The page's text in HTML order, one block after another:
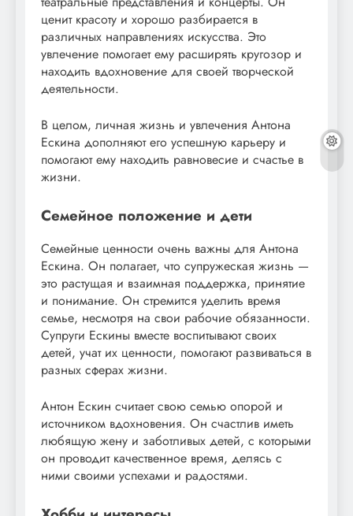
ценит красоту и хорошо разбирается в
различных направлениях искусства. Это
увлечение помогает ему расширять кругозор и
находить вдохновение для своей творческой
деятельности.
В целом, личная жизнь и увлечения Антона
Ескина дополняют его успешную карьеру и
помогают ему находить равновесие и счастье в
жизни.
Семейное положение и дети
Семейные ценности очень важны для Антона
Ескина. Он полагает, что супружеская жизнь —
это растущая и взаимная поддержка, принятие
и понимание. Он стремится уделить время
семье, несмотря на свои рабочие обязанности.
Супруги Ескины вместе воспитывают своих
детей, учат их ценности, помогают развиваться в
разных сферах жизни.
Антон Ескин считает свою семью опорой и
источником вдохновения. Он счастлив иметь
любящую жену и заботливых детей, с которыми
он проводит качественное время, делясь с
ними своими успехами и радостями.